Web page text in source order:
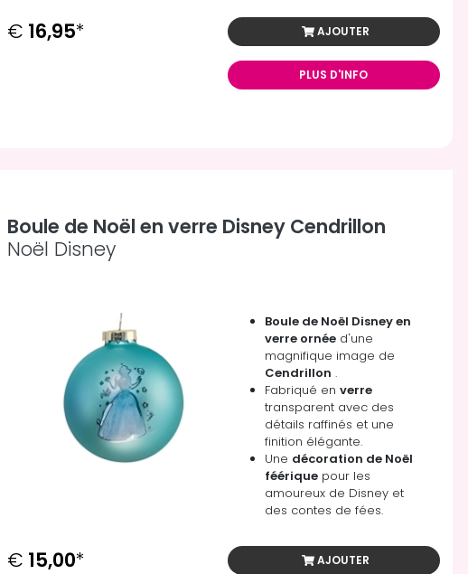
€ 16,95* AJOUTER
PLUS D'INFO
Boule de Noël en verre Disney Cendrillon
Noël Disney
Boule de Noël Disney en
verre ornéed'une
magnifique image de
Cendrillon .
Fabriqué en verre
transparent avec des
détails raffinés et une
finition élégante.
Une décoration de Noël
féériquepour les
amoureux de Disney et
des contes de fées.
€ 15,00* AJOUTER